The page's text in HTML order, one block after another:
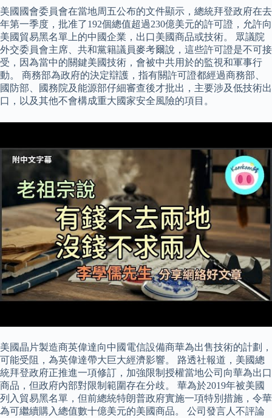
美國國會委員會在當地周五公布的文件顯示，總統拜登政府在去
年第一季度，批准了192個總值超過230億美元的許可證，允許向
美國貿易黑名單上的中國企業，出口美國商品或技術。 眾議院
外交委員會主席、共和黨籍議員麥考爾說，這些許可證是不可接
受，因為當中的關鍵美國技術，會被中共用於的監視和軍事行
動。 商務部為政府的決定辯護，指有關許可證都經過商務部、
國防部、國務院及能源部仔細審查後才批出，主要涉及低技術出
口，以及其他不會構成重大國家安全風險的項目。
美國晶片製造商英偉達向中國電信設備商華為出售技術的計劃，
可能受阻，為英偉達帶大巨大經濟影響。 路透社報道，美國總
統拜登政府正推進一項修訂，加強限制授權當地公司向華為出口
商品，但政府內部對限制範圍存在分歧。 華為於2019年被美國
列入貿易黑名單，但前總統特朗普政府實施一項特別措施，令華
為可繼續購入總值數十億美元的美國商品。 公司發言人不評論